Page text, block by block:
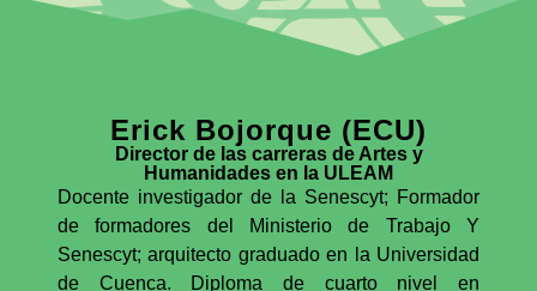
Erick Bojorque (ECU)
Director de las carreras de Artes y
Humanidades en la ULEAM
Docente investigador de la Senescyt; Formador
de formadores del Ministerio de Trabajo Y
Senescyt; arquitecto graduado en la Universidad
de Cuenca. Diploma de cuarto nivel en